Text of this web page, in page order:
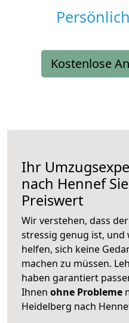
Kostenlose
Ihr
nach Hennef
Preiswert
Wir verstehen, dass
stressig genug ist, und
helfen, sich keine
machen zu müssen.
haben garantiert
Ihnen ohne Probleme
Heidelberg nach